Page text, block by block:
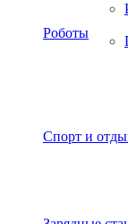
Роботы
Спорт и